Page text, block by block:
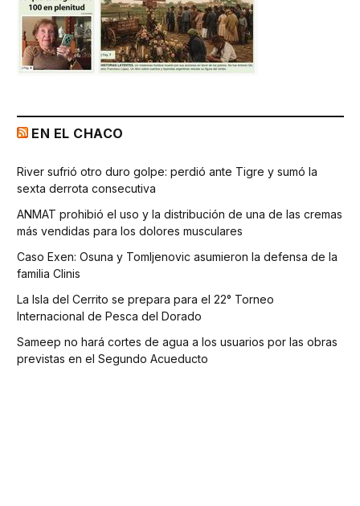
EN EL CHACO
River sufrió otro duro golpe: perdió ante Tigre y sumó la
sexta derrota consecutiva
ANMAT prohibió el uso y la distribución de una de las cremas
más vendidas para los dolores musculares
Caso Exen: Osuna y Tomljenovic asumieron la defensa de la
familia Clinis
La Isla del Cerrito se prepara para el 22° Torneo
Internacional de Pesca del Dorado
Sameep no hará cortes de agua a los usuarios por las obras
previstas en el Segundo Acueducto